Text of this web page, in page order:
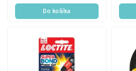
Do košíka